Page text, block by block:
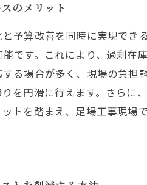
のメリット
予算改善を同時に実現で
です。これにより、過剰
る場合が多く、現場の負
を円滑に行えます。さら
トを踏まえ、足場工事現